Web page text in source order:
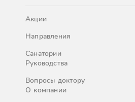
Акции
Направления
Санатории
Руководства
Вопросы доктору
О компании